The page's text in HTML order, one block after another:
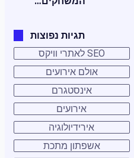
תגיות נפוצות
SEO לאתרי וויקס
אולם אירועים
אינסטגרם
אירועים
אירידיולוגיה
אשפתון מתכת